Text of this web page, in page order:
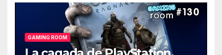
GAMING ROOM